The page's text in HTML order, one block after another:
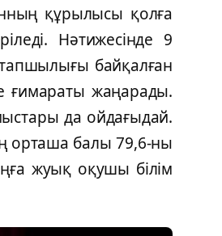
құрылысы қолға
Нәтижесінде 9
байқалған
ғимараты жаңарады.
да ойдағыдай.
орташа балы 79,6-ны
жуық оқушы білім